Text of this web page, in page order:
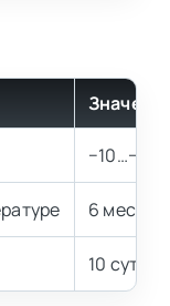
−10…−18
6
10 суток